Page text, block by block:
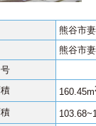
熊谷市
熊谷市
160.45m